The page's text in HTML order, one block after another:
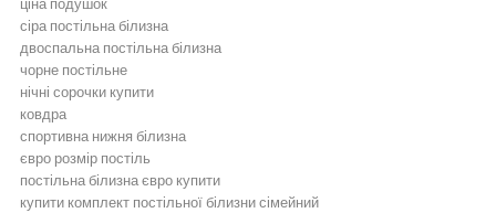
ціна подушок
сіра постільна білизна
двоспальна постільна білизна
чорне постільне
нічні сорочки купити
ковдра
спортивна нижня білизна
євро розмір постіль
постільна білизна євро купити
купити комплект постільної білизни сімейний